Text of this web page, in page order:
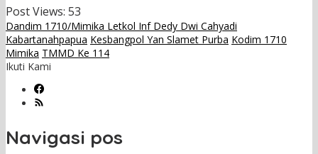
Post Views: 53
Dandim 1710/Mimika Letkol Inf Dedy Dwi Cahyadi
Kabartanahpapua Kesbangpol Yan Slamet Purba Kodim 1710
Mimika TMMD Ke 114
Ikuti Kami
Navigasi pos